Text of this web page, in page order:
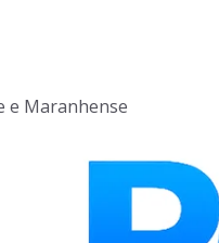
e Maranhense